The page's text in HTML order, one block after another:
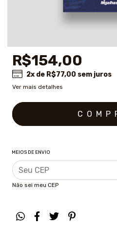
R$154,00
2x de R$77,00 sem juros
Ver mais detalhes
MEIOS DE ENVIO
Não sei meu CEP